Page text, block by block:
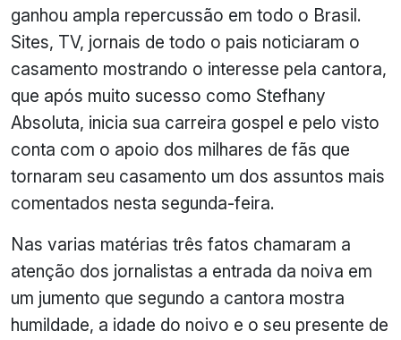
ganhou ampla repercussão em todo o Brasil.
Sites, TV, jornais de todo o pais noticiaram o
casamento mostrando o interesse pela cantora,
que após muito sucesso como Stefhany
Absoluta, inicia sua carreira gospel e pelo visto
conta com o apoio dos milhares de fãs que
tornaram seu casamento um dos assuntos mais
comentados nesta segunda-feira.
Nas varias matérias três fatos chamaram a
atenção dos jornalistas a entrada da noiva em
um jumento que segundo a cantora mostra
humildade, a idade do noivo e o seu presente de